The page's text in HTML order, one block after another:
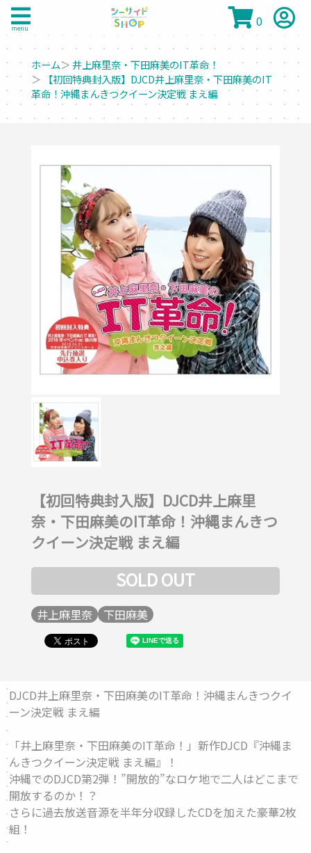
menu 0
ホーム＞井上麻里奈・下田麻美のIT革命！
＞ 【初回特典封入版】DJCD井上麻里奈・下田麻美のIT
革命！沖縄まんきつクイーン決定戦 まえ編
【初回特典封入版】DJCD井上麻里
奈・下田麻美のIT革命！沖縄まんきつ
クイーン決定戦 まえ編
SOLD OUT
井上麻里奈 下田麻美
DJCD井上麻里奈・下田麻美のIT革命！沖縄まんきつクイ
ーン決定戦 まえ編
「井上麻里奈・下田麻美のIT革命！」新作DJCD『沖縄ま
んきつクイーン決定戦 まえ編』！
沖縄でのDJCD第2弾！”開放的”なロケ地で二人はどこまで
開放するのか！？
さらに過去放送音源を半年分収録したCDを加えた豪華2枚
組！